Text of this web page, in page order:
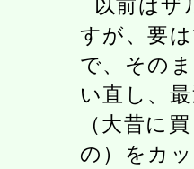
以前はザ
すが、要
で、その
い直し、
（大昔に
の）をカ